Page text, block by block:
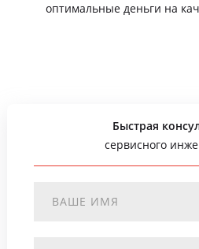
оптимальные деньги на
Быстрая
сервисного